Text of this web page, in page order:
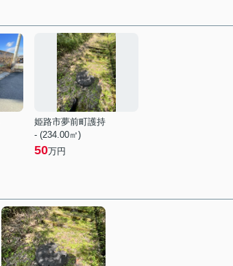
姫路市夢前町護持
- (234.00㎡)
50万円